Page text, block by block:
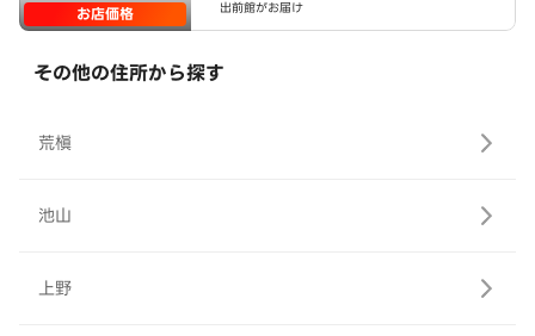
お店価格 出前館がお届け
その他の住所から探す
荒槇
池山
上野